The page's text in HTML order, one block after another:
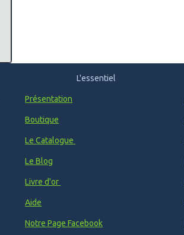
L'essentiel
Présentation
Boutique
Le Catalogue
Le Blog
Livre d'or
Aide
Notre Page Facebook